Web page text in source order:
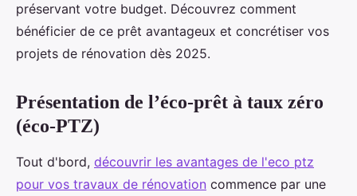
préservant votre budget. Découvrez comment
bénéficier de ce prêt avantageux et concrétiser vos
projets de rénovation dès 2025.
Présentation de l’éco-prêt à taux zéro
(éco-PTZ)
Tout d'bord, découvrir les avantages de l'eco ptz
pour vos travaux de rénovation commence par une